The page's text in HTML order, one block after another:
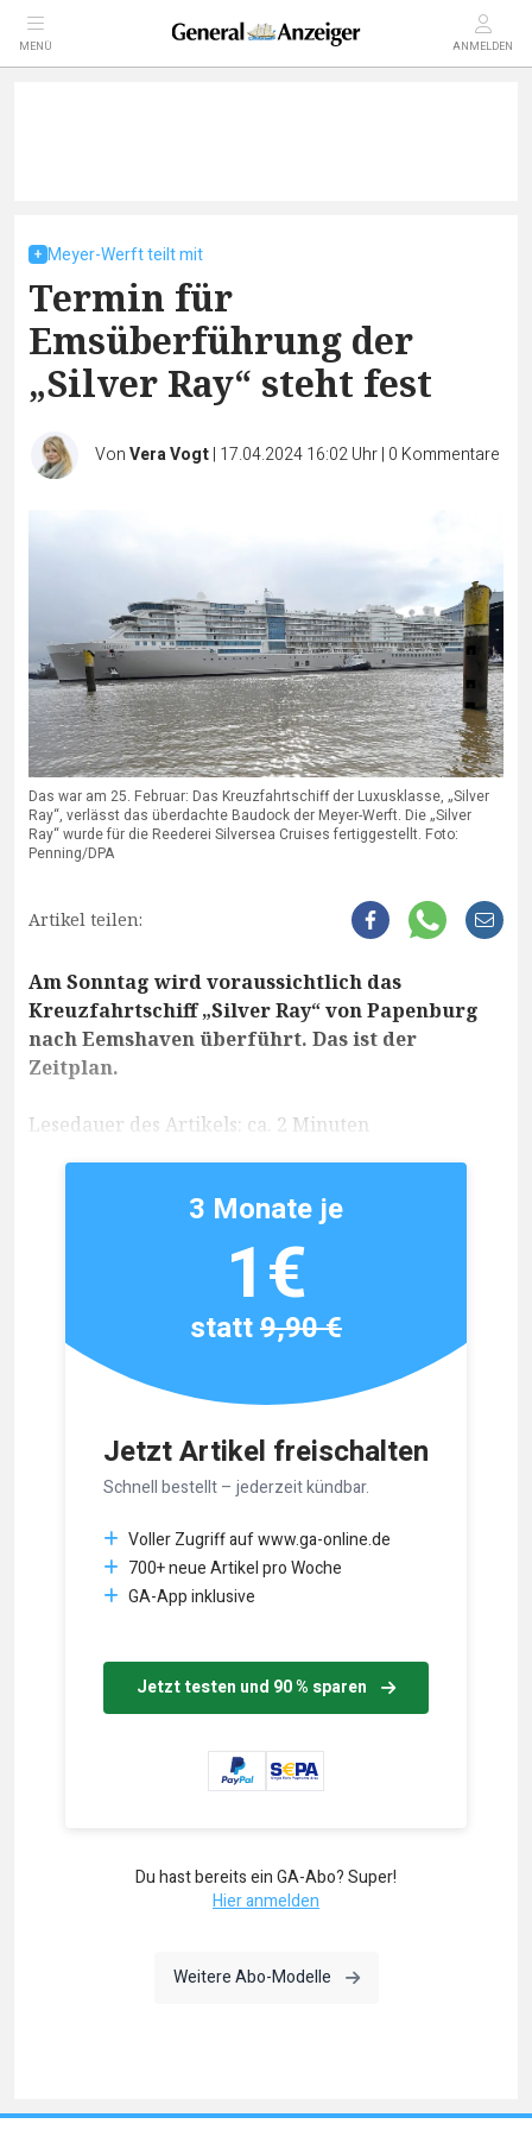
MENÜ ANMELDEN
Meyer-Werft teilt mit
Termin für
Emsüberführung der
„Silver Ray“ steht fest
VonVera Vogt| 17.04.2024 16:02 Uhr| 0 Kommentare
Das war am 25. Februar: Das Kreuzfahrtschiff der Luxusklasse, „Silver
Ray“, verlässt das überdachte Baudock der Meyer-Werft. Die „Silver
Ray“ wurde für die Reederei Silversea Cruises fertiggestellt. Foto:
Penning/DPA
Artikel teilen:
Am Sonntag wird voraussichtlich das
Kreuzfahrtschiff „Silver Ray“ von Papenburg
nach Eemshaven überführt. Das ist der
Zeitplan.
Lesedauer des Artikels: ca. 2 Minuten
Jetzt Artikel freischalten
Schnell bestellt – jederzeit kündbar.
Voller Zugriff auf www.ga-online.de
700+ neue Artikel pro Woche
GA-App inklusive
Jetzt testen und 90 % sparen
3 Monate je
1€
statt9,90 €
Du hast bereits ein GA-Abo? Super!
Hier anmelden
Weitere Abo-Modelle